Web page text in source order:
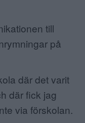
till
på
där det varit
där fick jag
via förskolan.